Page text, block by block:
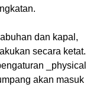
dan kapal,
secara ketat.
_physical
akan masuk